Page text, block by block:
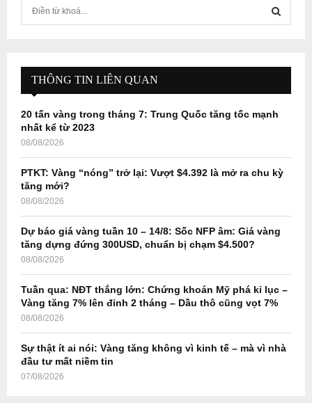
f
r
E
A
H
THÔNG TIN LIÊN QUAN
20 tấn vàng trong tháng 7: Trung Quốc tăng tốc mạnh
nhất kể từ 2023
08/08/2026
PTKT: Vàng “nóng” trở lại: Vượt $4.392 là mở ra chu kỳ
tăng mới?
08/08/2026
Dự báo giá vàng tuần 10 – 14/8: Sốc NFP âm: Giá vàng
tăng dựng đứng 300USD, chuẩn bị chạm $4.500?
08/08/2026
Tuần qua: NĐT thắng lớn: Chứng khoán Mỹ phá kỉ lục –
Vàng tăng 7% lên đỉnh 2 tháng – Dầu thô cũng vọt 7%
08/08/2026
Sự thật ít ai nói: Vàng tăng không vì kinh tế – mà vì nhà
đầu tư mất niềm tin
07/08/2026